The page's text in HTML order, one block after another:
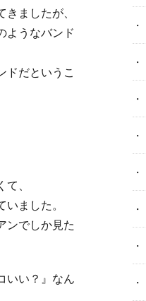
ましたが、
ようなバンド
ドだというこ
、
ました。
ンでしか見た
いい？』なん